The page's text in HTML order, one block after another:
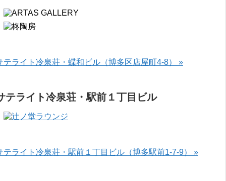
テライト冷泉荘・蝶和ビル（博多区店屋町4-8） »
テライト冷泉荘・駅前１丁目ビル
テライト冷泉荘・駅前１丁目ビル（博多駅前1-7-9） »